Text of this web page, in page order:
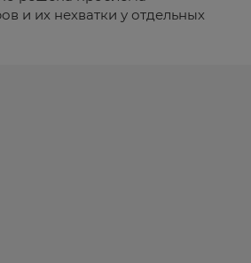
и их нехватки у отдельных